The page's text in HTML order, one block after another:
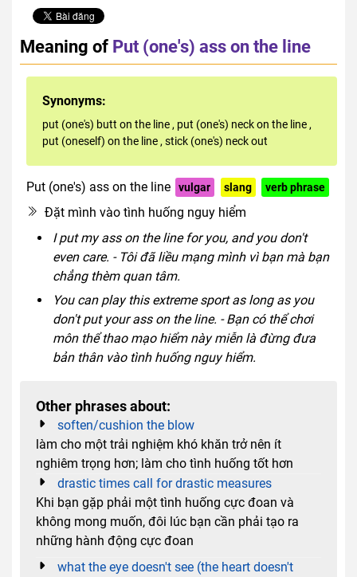
Meaning of Put (one's) ass on the line
Synonyms:
put (one's) butt on the line , put (one's) neck on the line ,
put (oneself) on the line , stick (one's) neck out
Put (one's) ass on the line vulgar slang verb phrase
Đặt mình vào tình huống nguy hiểm
I put my ass on the line for you, and you don't
even care. - Tôi đã liều mạng mình vì bạn mà bạn
chẳng thèm quan tâm.
You can play this extreme sport as long as you
don't put your ass on the line. - Bạn có thể chơi
môn thể thao mạo hiểm này miễn là đừng đưa
bản thân vào tình huống nguy hiểm.
Other phrases about:
soften/cushion the blow
làm cho một trải nghiệm khó khăn trở nên ít
nghiêm trọng hơn; làm cho tình huống tốt hơn
drastic times call for drastic measures
Khi bạn gặp phải một tình huống cực đoan và
không mong muốn, đôi lúc bạn cần phải tạo ra
những hành động cực đoan
what the eye doesn't see (the heart doesn't